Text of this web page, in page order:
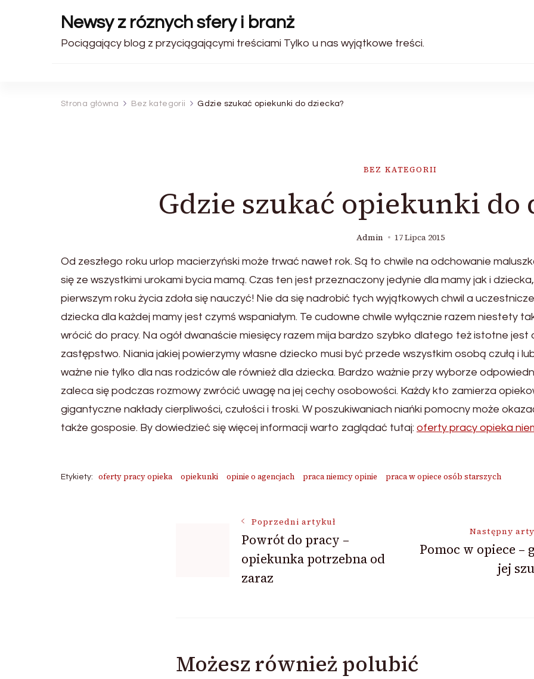
Newsy z róznych sfery i branż
Pociągający blog z przyciągającymi treściami Tylko u nas wyjątkowe treści.
Strona główna Bez kategorii Gdzie szukać opiekunki do dziecka?
BEZ KATEGORII
Gdzie szukać opiekunki do
Admin 17 Lipca 2015
Od zeszłego roku urlop macierzyński może trwać nawet rok. Są to chwile na odchowanie
się ze wszystkimi urokami bycia mamą. Czas ten jest przeznaczony jedynie dla mamy jak i
pierwszym roku życia zdoła się nauczyć! Nie da się nadrobić tych wyjątkowych chwil a
dziecka dla każdej mamy jest czymś wspaniałym. Te cudowne chwile wyłącznie razem niestety
wrócić do pracy. Na ogół dwanaście miesięcy razem mija bardzo szybko dlatego też istotne
zastępstwo. Niania jakiej powierzymy własne dziecko musi być przede wszystkim osobą czułą i
ważne nie tylko dla nas rodziców ale również dla dziecka. Bardzo ważnie przy wyborze
zaleca się podczas rozmowy zwrócić uwagę na jej cechy osobowości. Każdy kto zamierza
gigantyczne nakłady cierpliwości, czułości i troski. W poszukiwaniach niańki pomocny może
także gosposie. By dowiedzieć się więcej informacji warto zaglądać tutaj: oferty pracy opieka
Etykiety: oferty pracy opieka opiekunki opinie o agencjach praca niemcy opinie praca w opiece osób starszych
Nawigacja
wpisu
Poprzedni artykuł
Powrót do pracy –
opiekunka potrzebna od
zaraz
Następny
Pomoc w opiece –
jej
Możesz również polubić